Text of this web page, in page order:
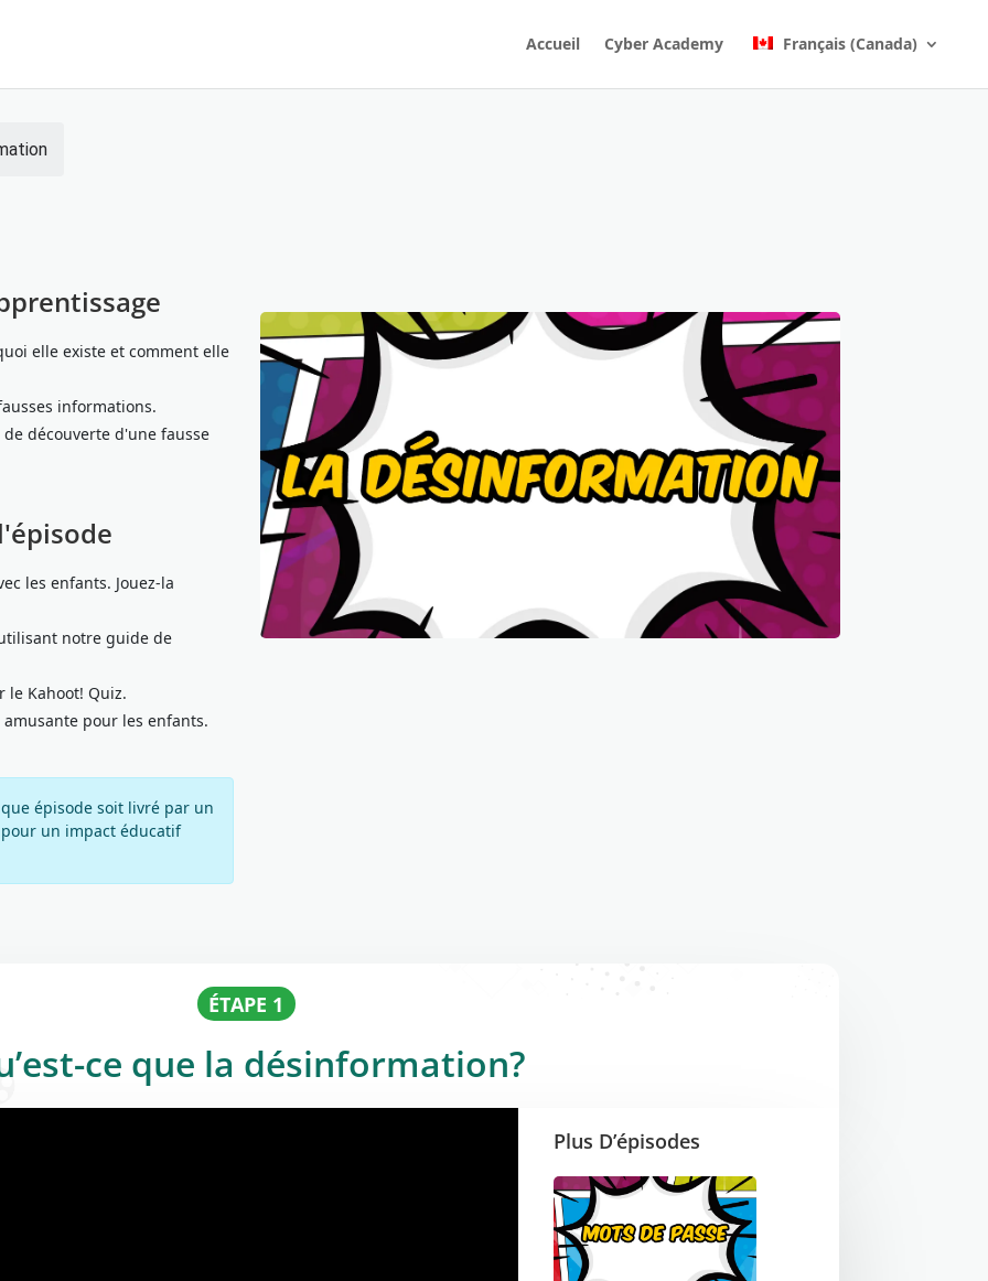
Accueil Cyber Academy Français (Canada)
elle existe et comment elle
informations.
découverte d'une fausse
les enfants. Jouez-la
notre guide de
le Kahoot! Quiz.
pour les enfants.
épisode soit livré par un
un impact éducatif
ÉTAPE 1
ce que la désinformation?
Plus D’épisodes